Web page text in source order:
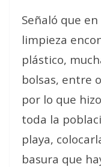
Señaló que
limpieza
plástico,
bolsas, entre
por lo que
toda la
playa,
basura que